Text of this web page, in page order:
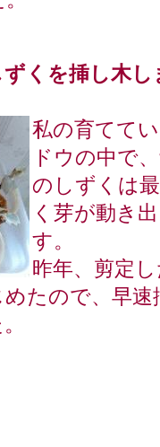
ずくを挿し木し
私の育てて
ドウの中で
のしずくは
く芽が動き
す。
昨年、剪定
たので、早速